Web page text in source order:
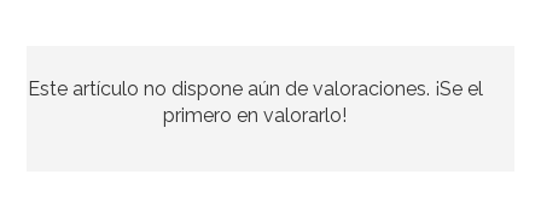
17,50€
Este artículo no dispone aún de valoraciones. ¡Se el
primero en valorarlo!